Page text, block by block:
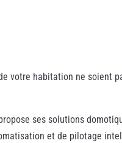
votre habitation ne soient
ses solutions
et de pilotage